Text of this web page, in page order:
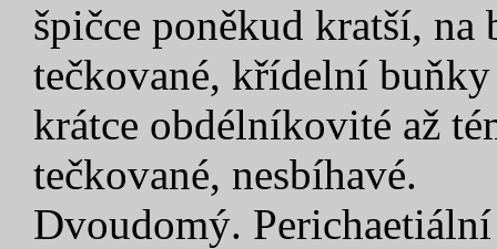
špičce poněkud kratší,
tečkované, křídelní
krátce obdélníkovité až
tečkované, nesbíhavé.
Dvoudomý.